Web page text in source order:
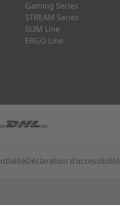
Gaming Series
STREAM Series
SLIM Line
ERGO Line
Déclaration d'accessibilité